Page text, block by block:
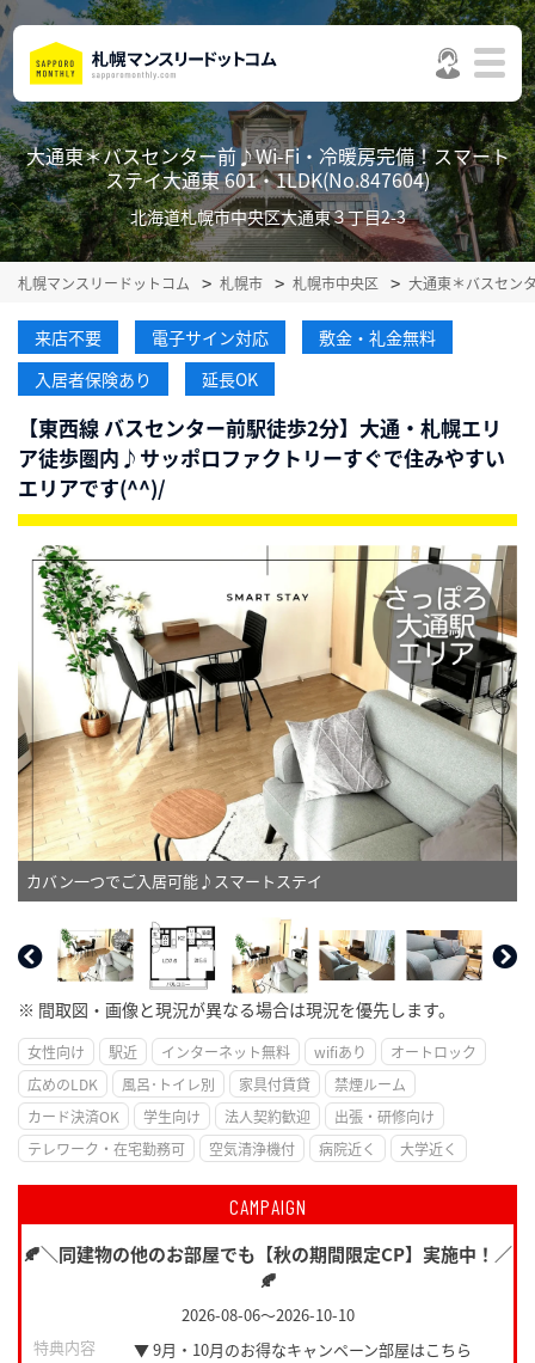
大通東＊バスセンター前♪Wi-Fi・冷暖房完備！スマート
ステイ大通東 601・1LDK(No.847604)
北海道札幌市中央区大通東３丁目2-3
札幌マンスリードットコム 札幌市 札幌市中央区 大通東＊バスセン
来店不要 電子サイン対応
敷金・礼金無料
入居者保険あり
延長OK
【東西線 バスセンター前駅徒歩2分】大通・札幌エリ
ア徒歩圏内♪サッポロファクトリーすぐで住みやすい
エリアです(^^)/
カバン一つでご入居可能♪スマートステイ
※ 間取図・画像と現況が異なる場合は現況を優先します。
女性向け 駅近 インターネット無料 wifiあり
オートロック
広めのLDK
風呂･トイレ別 家具付賃貸
禁煙ルーム
カード決済OK
学生向け 法人契約歓迎
出張・研修向け
テレワーク・在宅勤務可
空気清浄機付 病院近く 大学近く
CAMPAIGN
🍂＼同建物の他のお部屋でも【秋の期間限定CP】実施中！／
🍂
2026-08-06～2026-10-10
特典内容
▼ 9月・10月のお得なキャンペーン部屋はこちら